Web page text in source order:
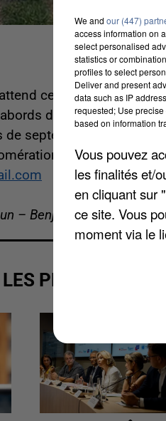
ce dimanche 1er
du plan d'eau du
septembre dernier.
du Beauvaisis
– Benjamin Swiniarski
PLUS VUS
We and our (447)
access information on
select personalised
statistics or
profiles to select
Deliver and present
data such as IP
requested; Use
based on information
Vous pouvez
les finalités et/
en cliquant sur
ce site. Vous
moment via le